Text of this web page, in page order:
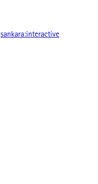
sankara:interactive